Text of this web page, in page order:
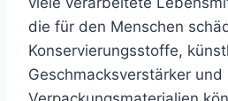
die für den Menschen
Konservierungsstoffe,
Geschmacksverstärker